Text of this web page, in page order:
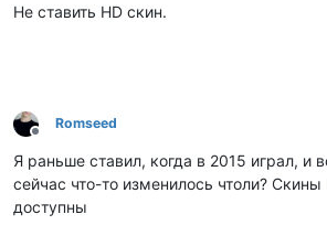
Не ставить HD скин.
Не в сети
Romseed
Я раньше ставил, когда в 2015 играл, и
сейчас что-то изменилось чтоли?
доступны